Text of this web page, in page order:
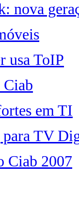
nova
usa ToIP
em TI
para TV
Ciab 2007